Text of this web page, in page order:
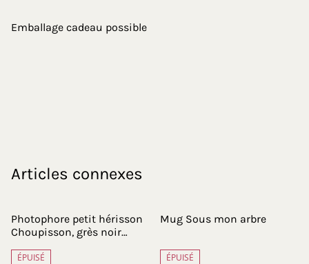
Emballage cadeau possible
Articles connexes
Photophore petit hérisson
Choupisson, grès noir
ÉPUISÉ
Mug Sous mon arbre
ÉPUISÉ